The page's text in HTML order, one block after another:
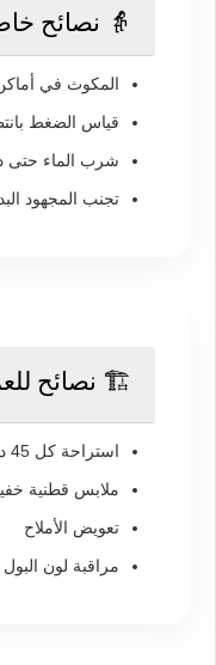
👵 نصائح
المكوث في
قياس الضغط
شرب الماء حتى
تجنب المجهود
🏗️ نصائح
استراحة كل 45 دقيقة
ملابس قطنية
تعويض الأملاح
مراقبة لون